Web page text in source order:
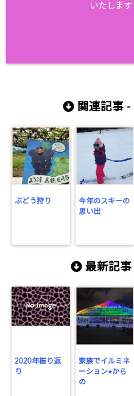
いたします
関連記事 -
ぶどう狩り
今年のスキーの
思い出
最新記事
2020年振り返
り
家族でイルミネ
ーション⭐︎から
の